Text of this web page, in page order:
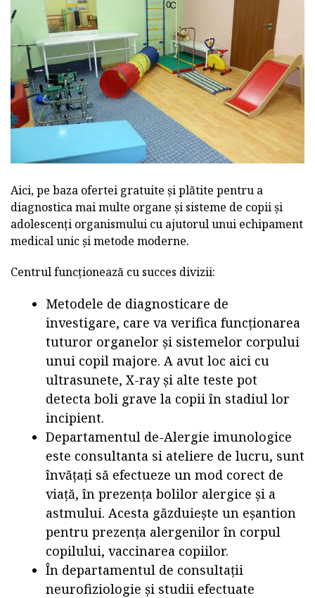
Aici, pe baza ofertei gratuite și plătite pentru a
diagnostica mai multe organe și sisteme de copii și
adolescenți organismului cu ajutorul unui echipament
medical unic și metode moderne.
Centrul funcționează cu succes divizii:
Metodele de diagnosticare de
investigare, care va verifica funcționarea
tuturor organelor și sistemelor corpului
unui copil majore. A avut loc aici cu
ultrasunete, X-ray și alte teste pot
detecta boli grave la copii în stadiul lor
incipient.
Departamentul de-Alergie imunologice
este consultanta si ateliere de lucru, sunt
învățați să efectueze un mod corect de
viață, în prezența bolilor alergice și a
astmului. Acesta găzduiește un eșantion
pentru prezența alergenilor în corpul
copilului, vaccinarea copiilor.
În departamentul de consultații
neurofiziologie și studii efectuate